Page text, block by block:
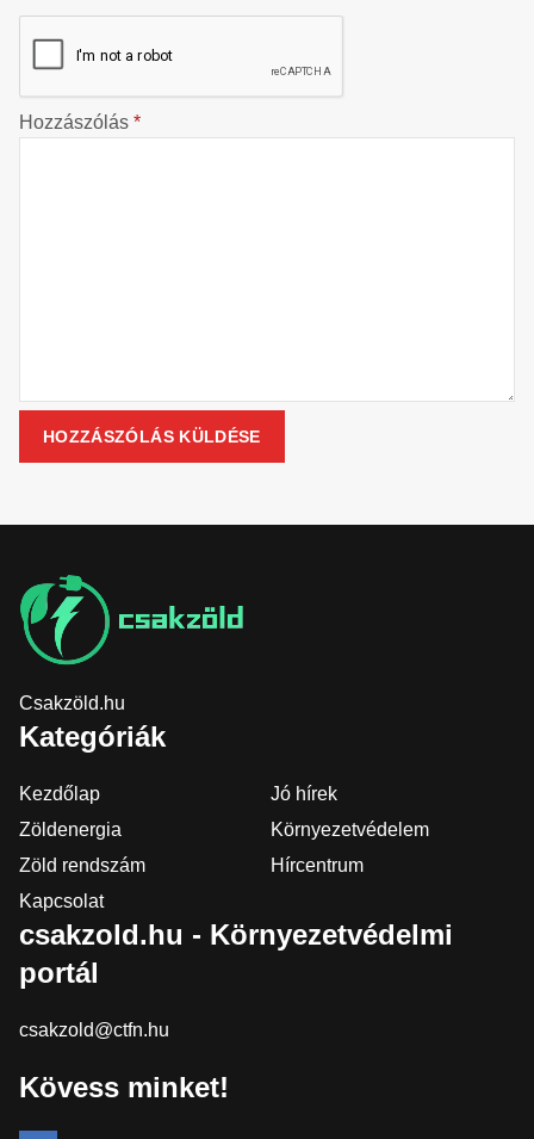
Hozzászólás *
Csakzöld.hu
Kategóriák
Kezdőlap
Jó hírek
Zöldenergia
Környezetvédelem
Zöld rendszám
Hírcentrum
Kapcsolat
csakzold.hu - Környezetvédelmi
portál
csakzold@ctfn.hu
Kövess minket!